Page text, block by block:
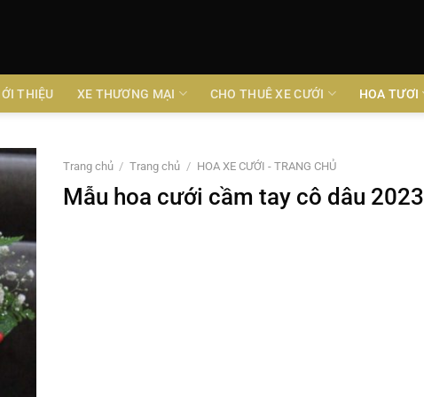
THIỆU XE THƯƠNG MẠI CHO THUÊ XE CƯỚI HOA TƯƠI
Trang chủ / Trang chủ / HOA XE CƯỚI - TRANG CHỦ
Mẫu hoa cưới cầm tay cô dâu 2023